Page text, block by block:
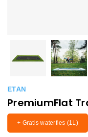
ETAN
PremiumFlat
+ Gratis waterfles (1L)